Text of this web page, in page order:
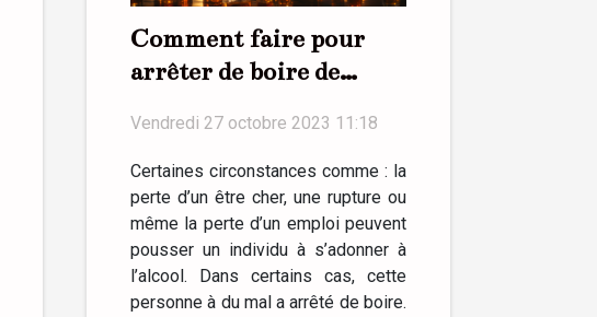
Comment faire pour
arrêter de boire de
Vendredi 27 octobre 2023 11:18
Certaines circonstances comme : la
perte d’un être cher, une rupture ou
même la perte d’un emploi peuvent
pousser un individu à s’adonner à
l’alcool. Dans certains cas, cette
personne à du mal a arrêté de boire.